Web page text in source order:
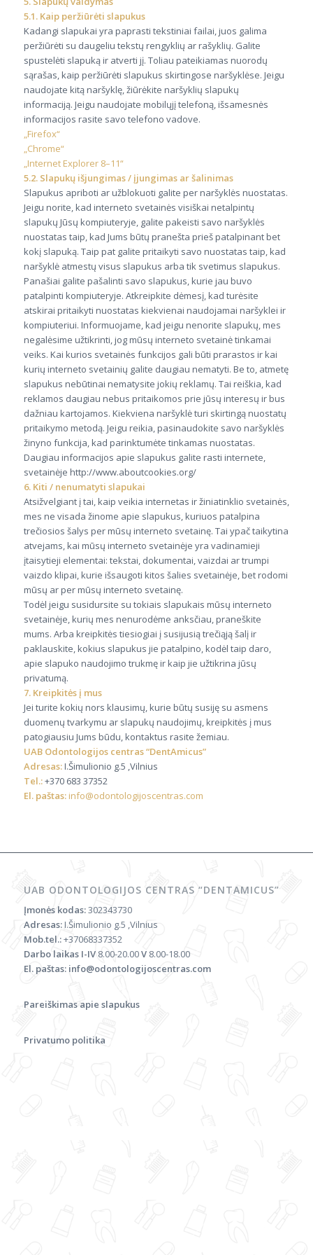
5.1. Kaip peržiūrėti slapukus
Kadangi slapukai yra paprasti tekstiniai failai, juos galima
peržiūrėti su daugeliu tekstų rengyklių ar rašyklių. Galite
spustelėti slapuką ir atverti jį. Toliau pateikiamas nuorodų
sąrašas, kaip peržiūrėti slapukus skirtingose naršyklėse. Jeigu
naudojate kitą naršyklę, žiūrėkite naršyklių slapukų
informaciją. Jeigu naudojate mobilųjį telefoną, išsamesnės
informacijos rasite savo telefono vadove.
„Firefox“
„Chrome“
„Internet Explorer 8–11“
5.2. Slapukų išjungimas / įjungimas ar šalinimas
Slapukus apriboti ar užblokuoti galite per naršyklės nuostatas.
Jeigu norite, kad interneto svetainės visiškai netalpintų
slapukų Jūsų kompiuteryje, galite pakeisti savo naršyklės
nuostatas taip, kad Jums būtų pranešta prieš patalpinant bet
kokį slapuką. Taip pat galite pritaikyti savo nuostatas taip, kad
naršyklė atmestų visus slapukus arba tik svetimus slapukus.
Panašiai galite pašalinti savo slapukus, kurie jau buvo
patalpinti kompiuteryje. Atkreipkite dėmesį, kad turėsite
atskirai pritaikyti nuostatas kiekvienai naudojamai naršyklei ir
kompiuteriui. Informuojame, kad jeigu nenorite slapukų, mes
negalėsime užtikrinti, jog mūsų interneto svetainė tinkamai
veiks. Kai kurios svetainės funkcijos gali būti prarastos ir kai
kurių interneto svetainių galite daugiau nematyti. Be to, atmetę
slapukus nebūtinai nematysite jokių reklamų. Tai reiškia, kad
reklamos daugiau nebus pritaikomos prie jūsų interesų ir bus
dažniau kartojamos. Kiekviena naršyklė turi skirtingą nuostatų
pritaikymo metodą. Jeigu reikia, pasinaudokite savo naršyklės
žinyno funkcija, kad parinktumėte tinkamas nuostatas.
Daugiau informacijos apie slapukus galite rasti internete,
svetainėje http://www.aboutcookies.org/
6. Kiti / nenumatyti slapukai
Atsižvelgiant į tai, kaip veikia internetas ir žiniatinklio svetainės,
mes ne visada žinome apie slapukus, kuriuos patalpina
trečiosios šalys per mūsų interneto svetainę. Tai ypač taikytina
atvejams, kai mūsų interneto svetainėje yra vadinamieji
įtaisytieji elementai: tekstai, dokumentai, vaizdai ar trumpi
vaizdo klipai, kurie išsaugoti kitos šalies svetainėje, bet rodomi
mūsų ar per mūsų interneto svetainę.
Todėl jeigu susidursite su tokiais slapukais mūsų interneto
svetainėje, kurių mes nenurodėme anksčiau, praneškite
mums. Arba kreipkitės tiesiogiai į susijusią trečiąją šalį ir
paklauskite, kokius slapukus jie patalpino, kodėl taip daro,
apie slapuko naudojimo trukmę ir kaip jie užtikrina jūsų
privatumą.
7. Kreipkitės į mus
Jei turite kokių nors klausimų, kurie būtų susiję su asmens
duomenų tvarkymu ar slapukų naudojimų, kreipkitės į mus
patogiausiu Jums būdu, kontaktus rasite žemiau.
UAB Odontologijos centras “DentAmicus”
Adresas:I.Šimulionio g.5 ,Vilnius
Tel.:+370 683 37352
El. paštas: info@odontologijoscentras.com
UAB ODONTOLOGIJOS CENTRAS “DENTAMICUS”
Įmonės kodas:302343730
Adresas:I.Šimulionio g.5 ,Vilnius
Mob.tel.:+37068337352
Darbo laikas I-IV 8.00-20.00V 8.00-18.00
El. paštas:info@odontologijoscentras.com
Pareiškimas apie slapukus
Privatumo politika